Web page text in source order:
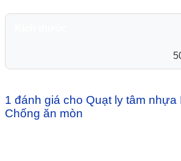
1 đánh giá cho Quạt ly tâm nhựa
Chống ăn mòn